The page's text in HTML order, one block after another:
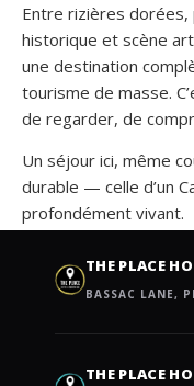
Entre rizières dorées,
historique et scène
une destination
tourisme de masse.
de regarder, de
Un séjour ici, même
durable — celle d’un
profondément vivant.
THE PLACE
BASSAC LANE,
THE PLACE